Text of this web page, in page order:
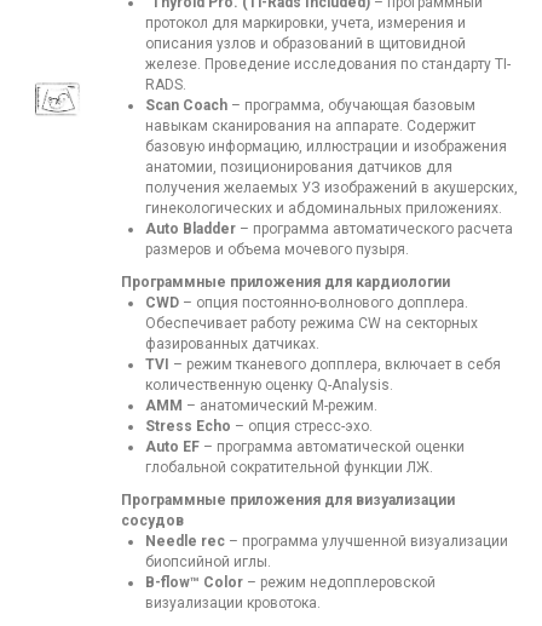
протокол для маркировки, учета, измерения и
описания узлов и образований в щитовидной
железе. Проведение исследования по стандарту TI-
RADS.
Scan Coach – программа, обучающая базовым
навыкам сканирования на аппарате. Содержит
базовую информацию, иллюстрации и изображения
анатомии, позиционирования датчиков для
получения желаемых УЗ изображений в акушерских,
гинекологических и абдоминальных приложениях.
Auto Bladder – программа автоматического расчета
размеров и объема мочевого пузыря.
Программные приложения для кардиологии
CWD – опция постоянно-волнового допплера.
Обеспечивает работу режима CW на секторных
фазированных датчиках.
TVI – режим тканевого допплера, включает в себя
количественную оценку Q-Analysis.
AMM – анатомический М-режим.
Stress Echo – опция стресс-эхо.
Auto EF – программа автоматической оценки
глобальной сократительной функции ЛЖ.
Программные приложения для визуализации
сосудов
Needle rec – программа улучшенной визуализации
биопсийной иглы.
B-flow™ Color – режим недопплеровской
визуализации кровотока.